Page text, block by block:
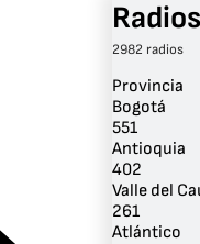
2982 radios
Provincia
Bogotá
551
Antioquia
402
Valle del
261
Atlántico